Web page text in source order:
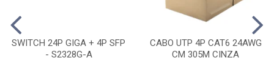
SWITCH 24P GIGA + 4P SFP
- S2328G-A
CABO UTP 4P CAT6 24AWG
CM 305M CINZA